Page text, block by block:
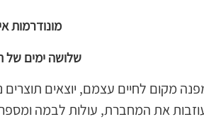
מונודרמות
שלושה ימים של
מקום לחיים עצמם, יוצאים תוצרים
את המחברת, עולות לבמה